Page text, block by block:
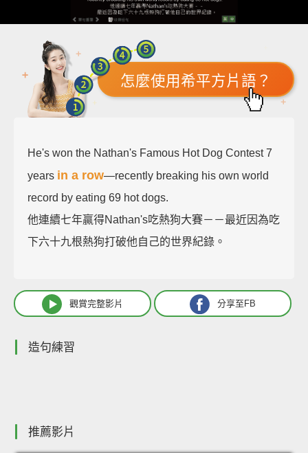
怎麼使用希平方片語？
He's won the Nathan's Famous Hot Dog Contest 7
years in a row—recently breaking his own world
record by eating 69 hot dogs.
他連續七年贏得Nathan's吃熱狗大賽－－最近因為吃
下六十九根熱狗打破他自己的世界紀錄。
觀賞完整影片 分享至FB
造句練習
推薦影片